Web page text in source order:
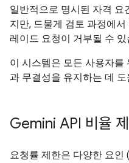
일반적으로 명시된 자격 요
지만, 드물게 검토 과정에
레이드 요청이 거부될 수 있
이 시스템은 모든 사용자를
과 무결성을 유지하는 데 도
Gemini API 비율
요청률 제한은 다양한 요인